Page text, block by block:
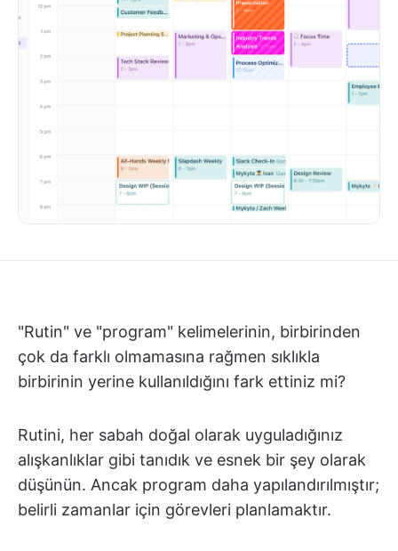
"Rutin" ve "program" kelimelerinin, birbirinden
çok da farklı olmamasına rağmen sıklıkla
birbirinin yerine kullanıldığını fark ettiniz mi?
Rutini, her sabah doğal olarak uyguladığınız
alışkanlıklar gibi tanıdık ve esnek bir şey olarak
düşünün. Ancak program daha yapılandırılmıştır;
belirli zamanlar için görevleri planlamaktır.